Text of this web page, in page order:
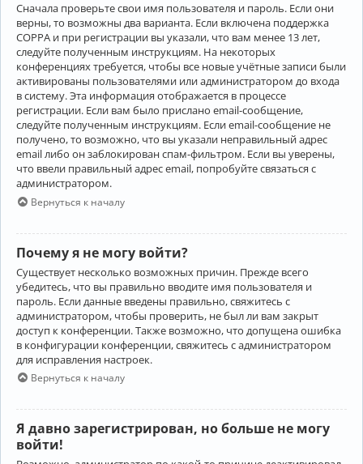
Сначала проверьте свои имя пользователя и пароль. Если они
верны, то возможны два варианта. Если включена поддержка
COPPA и при регистрации вы указали, что вам менее 13 лет,
следуйте полученным инструкциям. На некоторых
конференциях требуется, чтобы все новые учётные записи были
активированы пользователями или администратором до входа
в систему. Эта информация отображается в процессе
регистрации. Если вам было прислано email-сообщение,
следуйте полученным инструкциям. Если email-сообщение не
получено, то возможно, что вы указали неправильный адрес
email либо он заблокирован спам-фильтром. Если вы уверены,
что ввели правильный адрес email, попробуйте связаться с
администратором.
Вернуться к началу
Почему я не могу войти?
Существует несколько возможных причин. Прежде всего
убедитесь, что вы правильно вводите имя пользователя и
пароль. Если данные введены правильно, свяжитесь с
администратором, чтобы проверить, не был ли вам закрыт
доступ к конференции. Также возможно, что допущена ошибка
в конфигурации конференции, свяжитесь с администратором
для исправления настроек.
Вернуться к началу
Я давно зарегистрирован, но больше не могу
войти!